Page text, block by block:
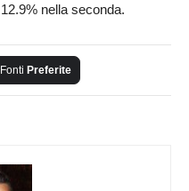
nella seconda.
Fonti Preferite